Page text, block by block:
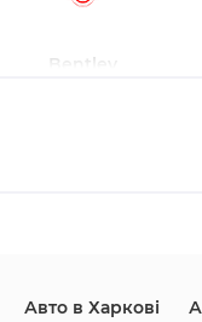
Bentley
Авто в Харкові